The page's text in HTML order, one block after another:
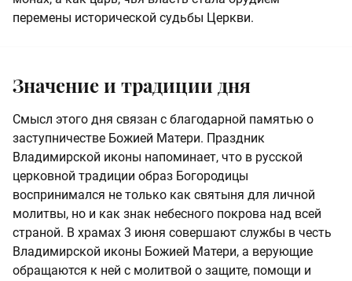
перемены исторической судьбы Церкви.
Значение и традиции дня
Смысл этого дня связан с благодарной памятью о
заступничестве Божией Матери. Праздник
Владимирской иконы напоминает, что в русской
церковной традиции образ Богородицы
воспринимался не только как святыня для личной
молитвы, но и как знак небесного покрова над всей
страной. В храмах 3 июня совершают службы в честь
Владимирской иконы Божией Матери, а верующие
обращаются к ней с молитвой о защите, помощи и